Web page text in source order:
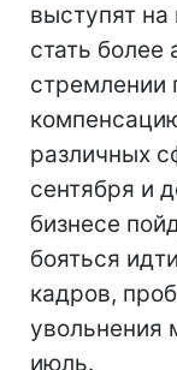
выступят
стать более
стремлении
различных
сентября и
бизнесе
бояться
кадров,
увольнения
июль.